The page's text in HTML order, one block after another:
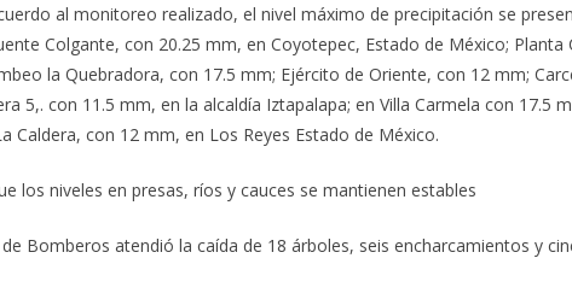
al monitoreo realizado, el nivel máximo de precipitación se
Colgante, con 20.25 mm, en Coyotepec, Estado de México; Planta
la Quebradora, con 17.5 mm; Ejército de Oriente, con 12 mm;
5,. con 11.5 mm, en la alcaldía Iztapalapa; en Villa Carmela con 17.5
Caldera, con 12 mm, en Los Reyes Estado de México.
los niveles en presas, ríos y cauces se mantienen estables
Bomberos atendió la caída de 18 árboles, seis encharcamientos y